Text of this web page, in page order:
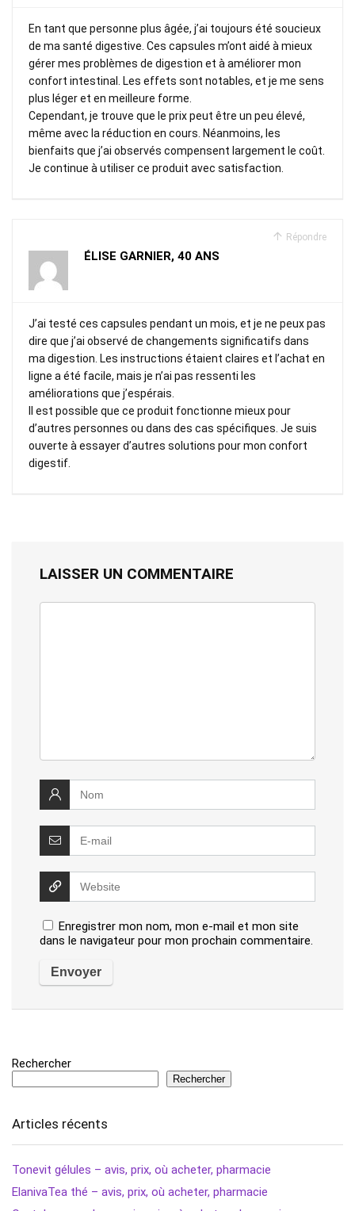
En tant que personne plus âgée, j’ai toujours été soucieux
de ma santé digestive. Ces capsules m’ont aidé à mieux
gérer mes problèmes de digestion et à améliorer mon
confort intestinal. Les effets sont notables, et je me sens
plus léger et en meilleure forme.
Cependant, je trouve que le prix peut être un peu élevé,
même avec la réduction en cours. Néanmoins, les
bienfaits que j’ai observés compensent largement le coût.
Je continue à utiliser ce produit avec satisfaction.
Répondre
ÉLISE GARNIER, 40 ANS
J’ai testé ces capsules pendant un mois, et je ne peux pas
dire que j’ai observé de changements significatifs dans
ma digestion. Les instructions étaient claires et l’achat en
ligne a été facile, mais je n’ai pas ressenti les
améliorations que j’espérais.
Il est possible que ce produit fonctionne mieux pour
d’autres personnes ou dans des cas spécifiques. Je suis
ouverte à essayer d’autres solutions pour mon confort
digestif.
LAISSER UN COMMENTAIRE
Enregistrer mon nom, mon e-mail et mon site
dans le navigateur pour mon prochain commentaire.
Rechercher
Rechercher
Articles récents
Tonevit gélules – avis, prix, où acheter, pharmacie
ElanivaTea thé – avis, prix, où acheter, pharmacie